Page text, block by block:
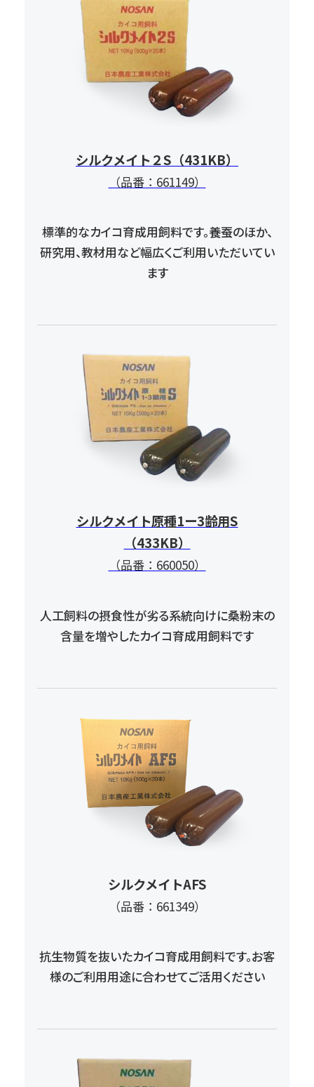
シルクメイト２S（431KB）
（品番：661149）
標準的なカイコ育成用飼料です。養蚕のほか、
研究用、教材用など幅広くご利用いただいてい
ます
シルクメイト原種1ー3齢用S
（433KB）
（品番：660050）
人工飼料の摂食性が劣る系統向けに桑粉末の
含量を増やしたカイコ育成用飼料です
シルクメイトAFS
（品番：661349）
抗生物質を抜いたカイコ育成用飼料です。お客
様のご利用用途に合わせてご活用ください